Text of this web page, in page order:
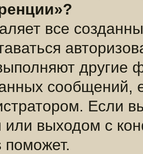
все
другие
сообщений,
Если
или выходом с
поможет.